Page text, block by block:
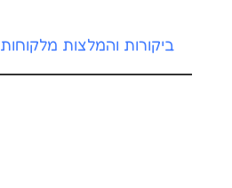
ביקורות והמלצות מלקוחות